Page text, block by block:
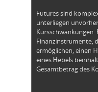
Futures sind
unterliegen
Kursschwankungen.
Finanzinstrumente,
ermöglichen, einen
eines Hebels
Gesamtbetrag des